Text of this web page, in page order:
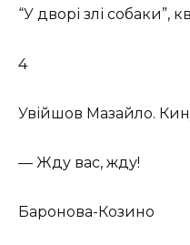
“У дворі злі собаки”,
4
Увійшов Мазайло.
— Жду вас, жду!
Баронова-Козино